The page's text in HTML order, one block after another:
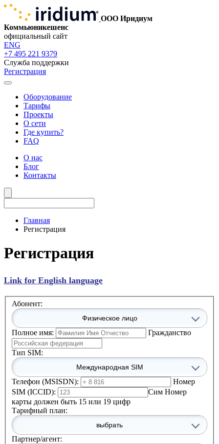
ООО Иридиум
Коммьюникешенс
официальный сайт
ENG
+7 495 221 9379
Служба поддержки
Регистрация
Оборудование
Тарифы
Проекты
О сети
Где купить?
FAQ
О нас
Блог
Контакты
Главная
Регистрация
Регистрация
Link for English language
Абонент:
Физическое лицо
Полное имя: Гражданство
Тип SIM:
Международная SIM
Телефон (MSISDN):
Номер
SIM (ICCID):
Сим Номер
карты должен быть 15 или 19 цифр
Тарифный план:
выбрать
Партнер/агент: